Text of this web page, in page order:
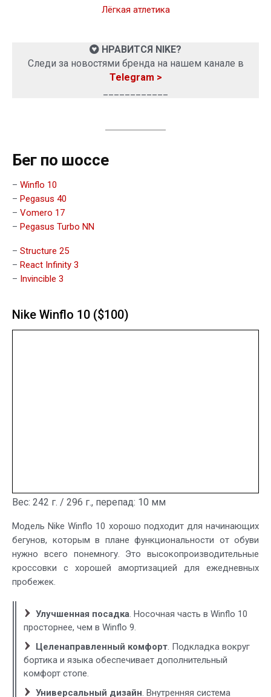
Лёгкая атлетика
НРАВИТСЯ NIKE?
Следи за новостями бренда на нашем канале в
Telegram >
Бег по шоссе
– Winflo 10
– Pegasus 40
– Vomero 17
– Pegasus Turbo NN
– Structure 25
– React Infinity 3
– Invincible 3
Nike Winflo 10 ($100)
Вес: 242 г. / 296 г., перепад: 10 мм
Модель Nike Winflo 10 хорошо подходит для начинающих
бегунов, которым в плане функциональности от обуви
нужно всего понемногу. Это высокопроизводительные
кроссовки с хорошей амортизацией для ежедневных
пробежек.
Улучшенная посадка. Носочная часть в Winflo 10
просторнее, чем в Winflo 9.
Целенаправленный комфорт. Подкладка вокруг
бортика и языка обеспечивает дополнительный
комфорт стопе.
Универсальный дизайн. Внутренняя система